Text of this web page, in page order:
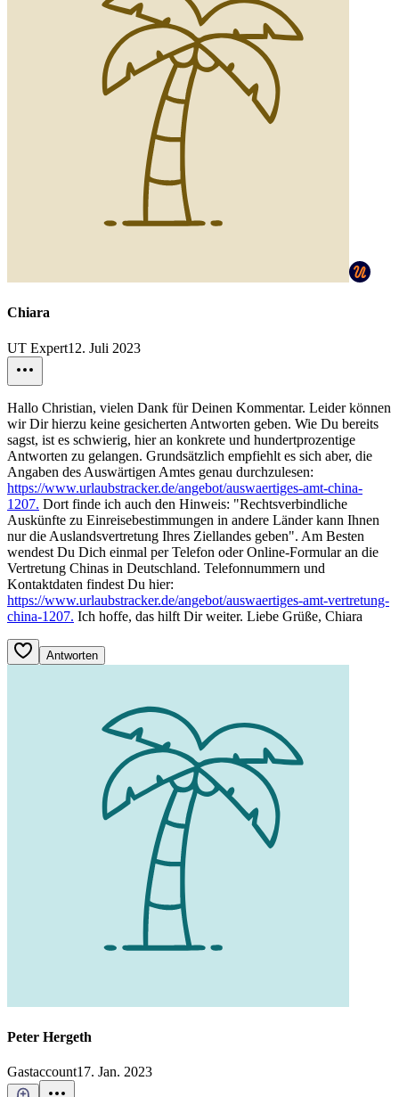
Chiara
UT Expert12. Juli 2023
Hallo Christian, vielen Dank für Deinen Kommentar. Leider können
wir Dir hierzu keine gesicherten Antworten geben. Wie Du bereits
sagst, ist es schwierig, hier an konkrete und hundertprozentige
Antworten zu gelangen. Grundsätzlich empfiehlt es sich aber, die
Angaben des Auswärtigen Amtes genau durchzulesen:
https://www.urlaubstracker.de/angebot/auswaertiges-amt-china-
1207. Dort finde ich auch den Hinweis: "Rechtsverbindliche
Auskünfte zu Einreisebestimmungen in andere Länder kann Ihnen
nur die Auslandsvertretung Ihres Ziellandes geben". Am Besten
wendest Du Dich einmal per Telefon oder Online-Formular an die
Vertretung Chinas in Deutschland. Telefonnummern und
Kontaktdaten findest Du hier:
https://www.urlaubstracker.de/angebot/auswaertiges-amt-vertretung-
china-1207. Ich hoffe, das hilft Dir weiter. Liebe Grüße, Chiara
Antworten
Peter Hergeth
Gastaccount17. Jan. 2023